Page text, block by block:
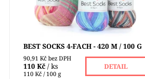
Dostupnost:
Skladem 2 ks
Značka:
VLNA-HEP
BEST SOCKS 4-FACH - 420 M / 100 G
90,91 Kč bez DPH
110 Kč / ks
110 Kč / 100 g
DETAIL